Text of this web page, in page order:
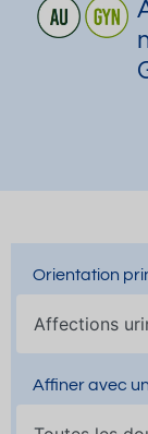
Orientation
Affiner avec